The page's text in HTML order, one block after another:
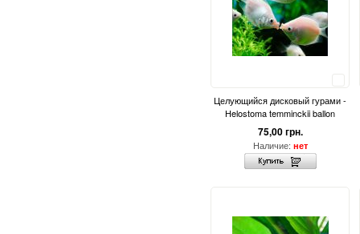
Целующийся дисковый гурами -
Helostoma temminckii ballon
75,00 грн.
Наличие: нет